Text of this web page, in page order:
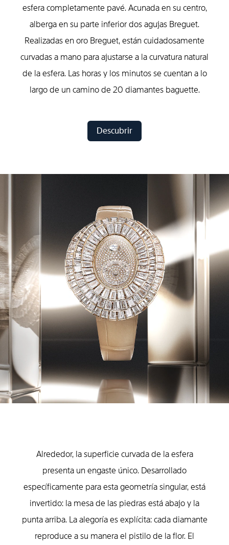
esfera completamente pavé. Acuna­da en su centro,
alberga en su parte inferior dos agujas Breguet.
Realizadas en oro Breguet, están cuidadosamente
curvadas a mano para ajustarse a la curvatura natural
de la esfera. Las horas y los minutos se cuentan a lo
largo de un camino de 20 diamantes baguette.
Descubrir
Alrededor, la superficie curvada de la esfera
presenta un engaste único. Desarrollado
específicamente para esta geometría singular, está
invertido: la mesa de las piedras está abajo y la
punta arriba. La alegoría es explícita: cada diamante
reproduce a su manera el pistilo de la flor. El